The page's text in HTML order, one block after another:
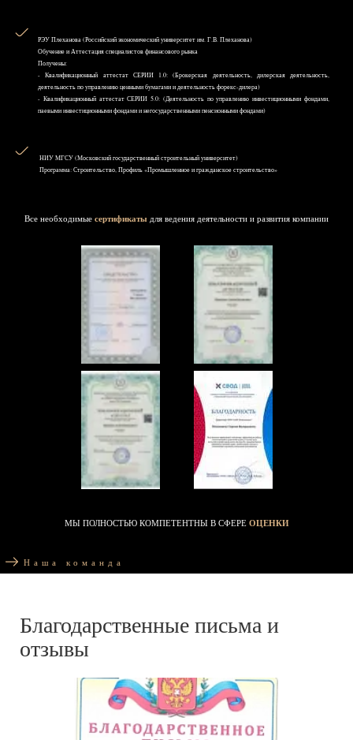
РЭУ Плеханова (Российский экономический университет им. Г.В. Плеханова)
Обучение и Аттестация специалистов финансового рынка
Получены:
- Квалификационный аттестат СЕРИИ 1.0: (Брокерская деятельность, дилерская деятельность,
деятельность по управлению ценными бумагами и деятельность форекс-дилера)
- Квалификационный аттестат СЕРИИ 5.0: (Деятельность по управлению инвестиционными фондами,
паевыми инвестиционными фондами и негосударственными пенсионными фондами)
НИУ MГСУ (Московский государственный строительный университет)
Программа: Строительство, Профиль «Промышленное и гражданское строительство»
Все необходимые сертификаты для ведения деятельности и развития компании
МЫ ПОЛНОСТЬЮ КОМПЕТЕНТНЫ В СФЕРЕ ОЦЕНКИ
Наша команда
Благодарственные письма и
отзывы